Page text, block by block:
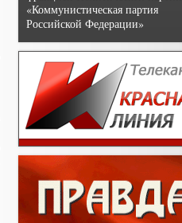
«Коммунистическая партия
Российской Федерации»